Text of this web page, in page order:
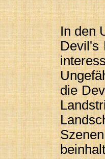
In den
Devil's
die